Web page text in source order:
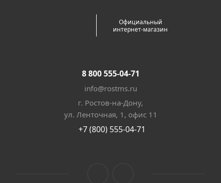
Официальный
интернет-магазин
8 800 555-04-71
info@rostms.ru
г. Ростов-на-Дону,
ул. Ленточная, 1, офис 11
+7 (800) 555-04-71